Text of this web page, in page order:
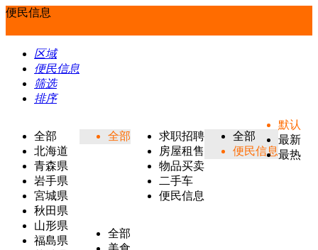
便民信息
区域
便民信息
筛选
排序
全部
北海道
青森県
岩手県
宮城県
秋田県
山形県
福島県
全部
求职招聘
房屋租售
物品买卖
二手车
便民信息
全部
便民信息
全部
默认
最新
最热